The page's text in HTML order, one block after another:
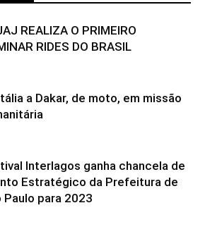
REALIZA O PRIMEIRO
RIDES DO BRASIL
a Dakar, de moto, em missão
Interlagos ganha chancela de
Estratégico da Prefeitura de
Paulo para 2023